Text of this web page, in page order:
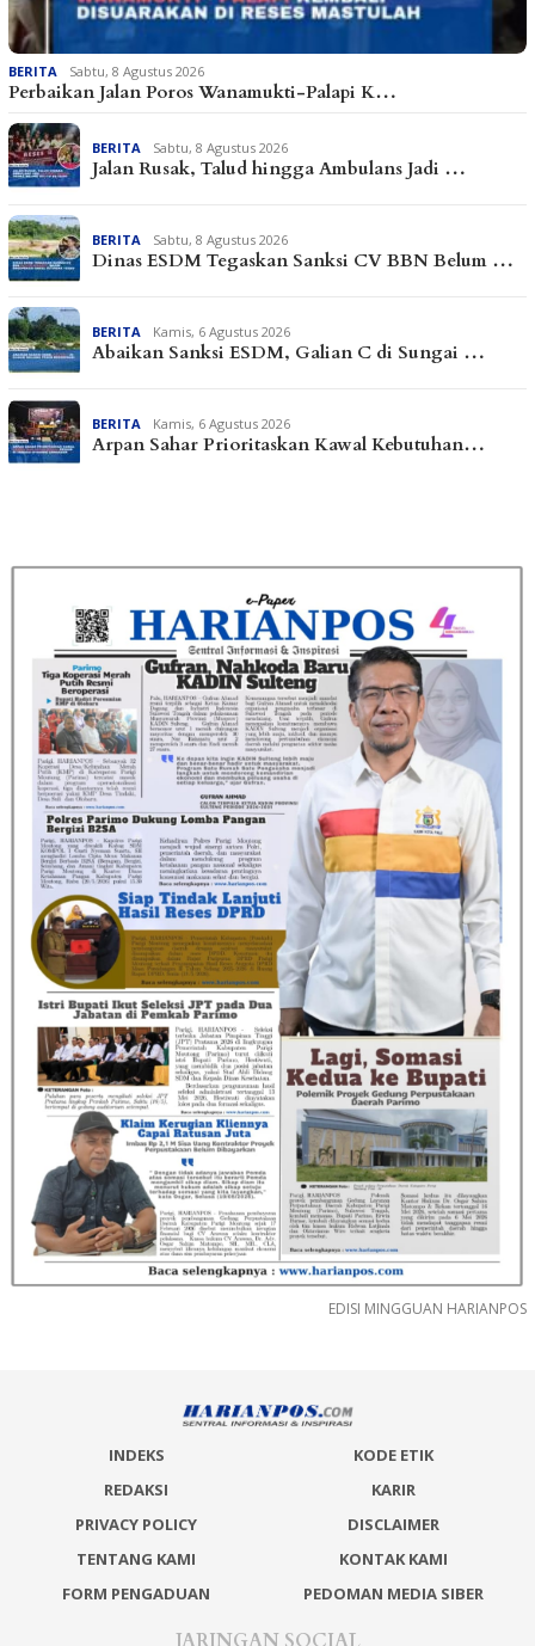
BERITA Sabtu, 8 Agustus 2026
Perbaikan Jalan Poros Wanamukti-Palapi K…
BERITA Sabtu, 8 Agustus 2026
Jalan Rusak, Talud hingga Ambulans Jadi …
BERITA Sabtu, 8 Agustus 2026
Dinas ESDM Tegaskan Sanksi CV BBN Belum …
BERITA Kamis, 6 Agustus 2026
Abaikan Sanksi ESDM, Galian C di Sungai …
BERITA Kamis, 6 Agustus 2026
Arpan Sahar Prioritaskan Kawal Kebutuhan…
EDISI MINGGUAN HARIANPOS
INDEKS
KODE ETIK
REDAKSI
KARIR
PRIVACY POLICY
DISCLAIMER
TENTANG KAMI
KONTAK KAMI
FORM PENGADUAN
PEDOMAN MEDIA SIBER